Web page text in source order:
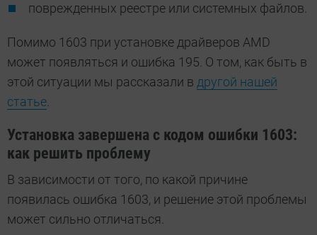
поврежденных реестре или системных файлов.
Помимо 1603 при установке драйверов AMD
может появляться и ошибка 195. О том, как быть в
этой ситуации мы рассказали в другой нашей
статье
Установка завершена с кодом ошибки 1603:
как решить проблему
В зависимости от того, по какой причине
появилась ошибка 1603, и решение этой проблемы
может сильно отличаться.